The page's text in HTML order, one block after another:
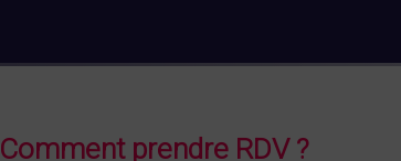
Comment prendre RDV ?